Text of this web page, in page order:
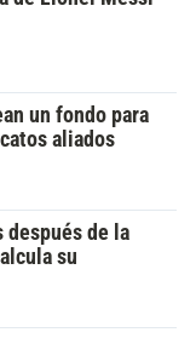
un fondo para
aliados
después de la
su